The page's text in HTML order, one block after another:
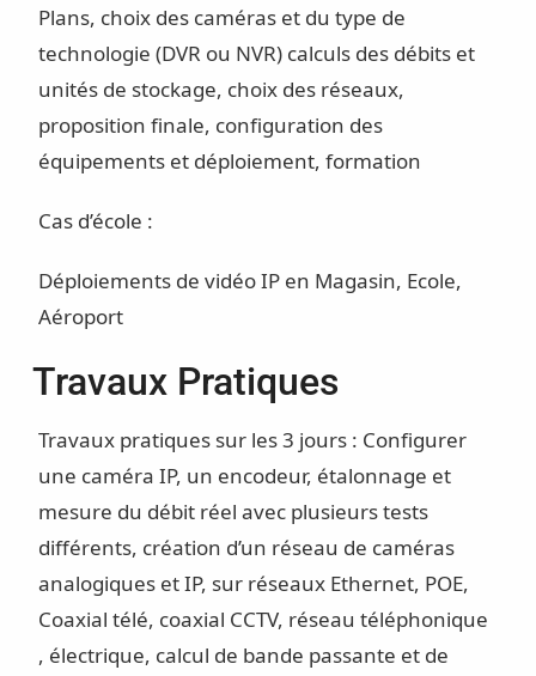
Plans, choix des caméras et du type de
technologie (DVR ou NVR) calculs des débits et
unités de stockage, choix des réseaux,
proposition finale, configuration des
équipements et déploiement, formation
Cas d’école :
Déploiements de vidéo IP en Magasin, Ecole,
Aéroport
Travaux Pratiques
Travaux pratiques sur les 3 jours : Configurer
une caméra IP, un encodeur, étalonnage et
mesure du débit réel avec plusieurs tests
différents, création d’un réseau de caméras
analogiques et IP, sur réseaux Ethernet, POE,
Coaxial télé, coaxial CCTV, réseau téléphonique
, électrique, calcul de bande passante et de